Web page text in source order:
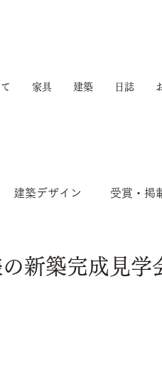
家具 建築 日誌
建築デザイン 受賞・掲
新築完成見学